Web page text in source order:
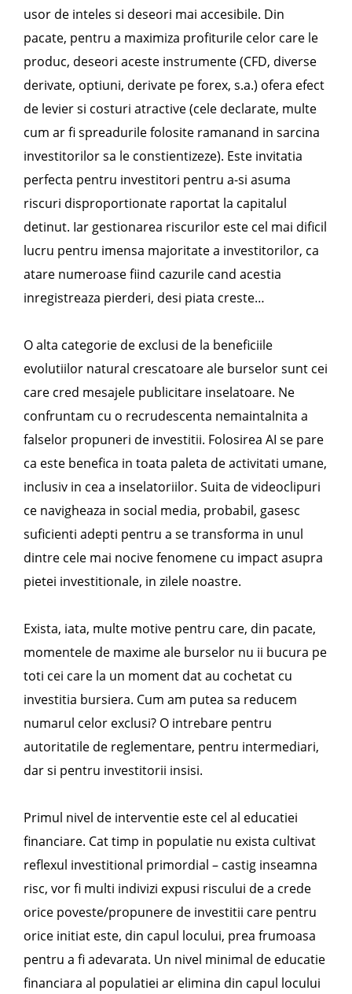
usor de inteles si deseori mai accesibile. Din
pacate, pentru a maximiza profiturile celor care le
produc, deseori aceste instrumente (CFD, diverse
derivate, optiuni, derivate pe forex, s.a.) ofera efect
de levier si costuri atractive (cele declarate, multe
cum ar fi spreadurile folosite ramanand in sarcina
investitorilor sa le constientizeze). Este invitatia
perfecta pentru investitori pentru a-si asuma
riscuri disproportionate raportat la capitalul
detinut. Iar gestionarea riscurilor este cel mai dificil
lucru pentru imensa majoritate a investitorilor, ca
atare numeroase fiind cazurile cand acestia
inregistreaza pierderi, desi piata creste…
O alta categorie de exclusi de la beneficiile
evolutiilor natural crescatoare ale burselor sunt cei
care cred mesajele publicitare inselatoare. Ne
confruntam cu o recrudescenta nemaintalnita a
falselor propuneri de investitii. Folosirea AI se pare
ca este benefica in toata paleta de activitati umane,
inclusiv in cea a inselatoriilor. Suita de videoclipuri
ce navigheaza in social media, probabil, gasesc
suficienti adepti pentru a se transforma in unul
dintre cele mai nocive fenomene cu impact asupra
pietei investitionale, in zilele noastre.
Exista, iata, multe motive pentru care, din pacate,
momentele de maxime ale burselor nu ii bucura pe
toti cei care la un moment dat au cochetat cu
investitia bursiera. Cum am putea sa reducem
numarul celor exclusi? O intrebare pentru
autoritatile de reglementare, pentru intermediari,
dar si pentru investitorii insisi.
Primul nivel de interventie este cel al educatiei
financiare. Cat timp in populatie nu exista cultivat
reflexul investitional primordial – castig inseamna
risc, vor fi multi indivizi expusi riscului de a crede
orice poveste/propunere de investitii care pentru
orice initiat este, din capul locului, prea frumoasa
pentru a fi adevarata. Un nivel minimal de educatie
financiara al populatiei ar elimina din capul locului